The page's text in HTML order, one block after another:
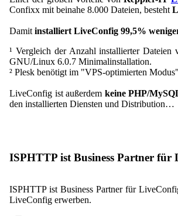
Confixx mit beinahe 8.000 Dateien, besteht
Damit installiert LiveConfig 99,5%
¹ Vergleich der Anzahl installierter
GNU/Linux 6.0.7 Minimalinstallation.
² Plesk benötigt im "VPS-optimierten
LiveConfig ist außerdem keine PHP/
den installierten Diensten und Distribution…
ISPHTTP ist Business Partner für
ISPHTTP ist Business Partner für
LiveConfig erwerben.